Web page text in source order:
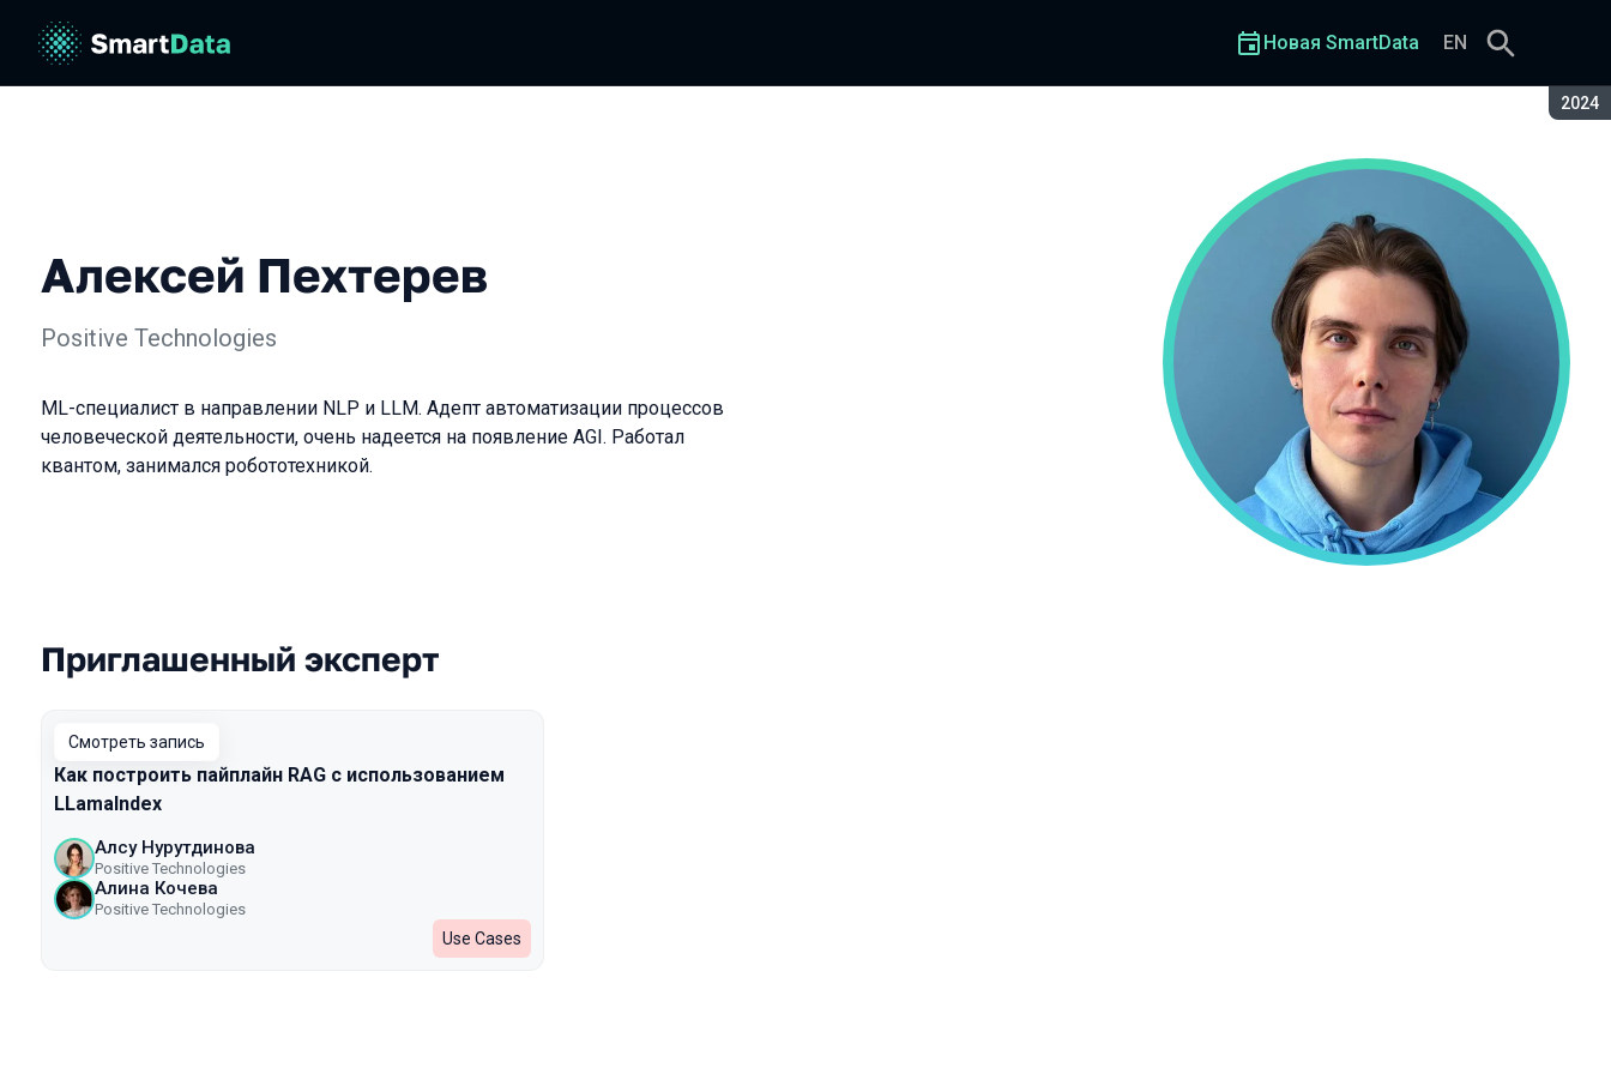
2024
Новая SmartData EN
Алексей Пехтерев
Positive Technologies
ML-специалист в направлении NLP и LLM. Адепт автоматизации процессов
человеческой деятельности, очень надеется на появление AGI. Работал
квантом, занимался робототехникой.
Выступления в сезоне 2024
Приглашенный эксперт
Смотреть запись
Как построить пайплайн RAG с использованием
LLamaIndex
Алсу Нурутдинова
Positive Technologies
Алина Кочева
Positive Technologies
Use Cases